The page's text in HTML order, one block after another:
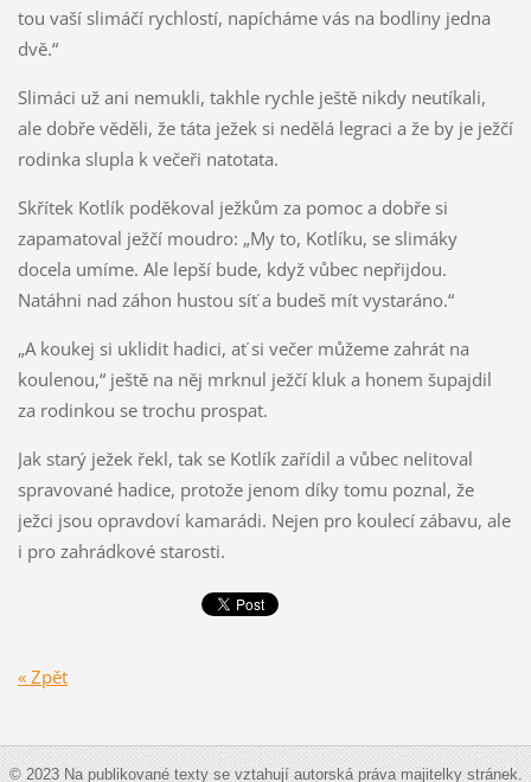
tou vaší slimáčí rychlostí, napícháme vás na bodliny jedna
dvě.“
Slimáci už ani nemukli, takhle rychle ještě nikdy neutíkali,
ale dobře věděli, že táta ježek si nedělá legraci a že by je ježčí
rodinka slupla k večeři natotata.
Skřítek Kotlík poděkoval ježkům za pomoc a dobře si
zapamatoval ježčí moudro: „My to, Kotlíku, se slimáky
docela umíme. Ale lepší bude, když vůbec nepřijdou.
Natáhni nad záhon hustou síť a budeš mít vystaráno.“
„A koukej si uklidit hadici, ať si večer můžeme zahrát na
koulenou,“ ještě na něj mrknul ježčí kluk a honem šupajdil
za rodinkou se trochu prospat.
Jak starý ježek řekl, tak se Kotlík zařídil a vůbec nelitoval
spravované hadice, protože jenom díky tomu poznal, že
ježci jsou opravdoví kamarádi. Nejen pro koulecí zábavu, ale
i pro zahrádkové starosti.
« Zpět
© 2023 Na publikované texty se vztahují autorská práva majitelky stránek.